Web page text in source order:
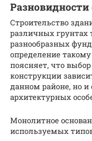
Строительство
различных грунтах
разнообразных
определение
поясняет, что
конструкции
данном районе, но и
архитектурных
Монолитное
используемых